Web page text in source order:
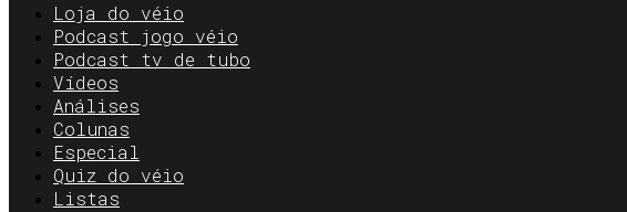
Loja do véio
Podcast jogo véio
Podcast tv de tubo
Vídeos
Análises
Colunas
Especial
Quiz do véio
Listas